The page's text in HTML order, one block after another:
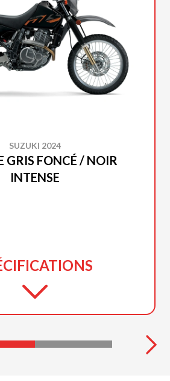
SUZUKI 2024
GRIS FONCÉ / NOIR
INTENSE